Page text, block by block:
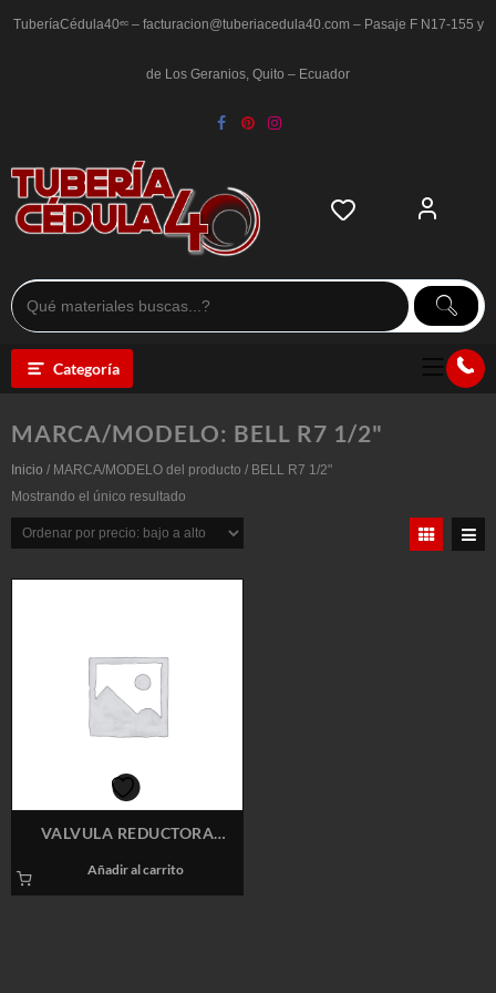
TuberíaCédula40ᵉᶜ – facturacion@tuberiacedula40.com – Pasaje F N17-155 y
de Los Geranios, Quito – Ecuador
Categoría
MARCA/MODELO: BELL R7 1/2"
Inicio / MARCA/MODELO del producto / BELL R7 1/2"
Mostrando el único resultado
VALVULA REDUCTORA
Añadir al carrito